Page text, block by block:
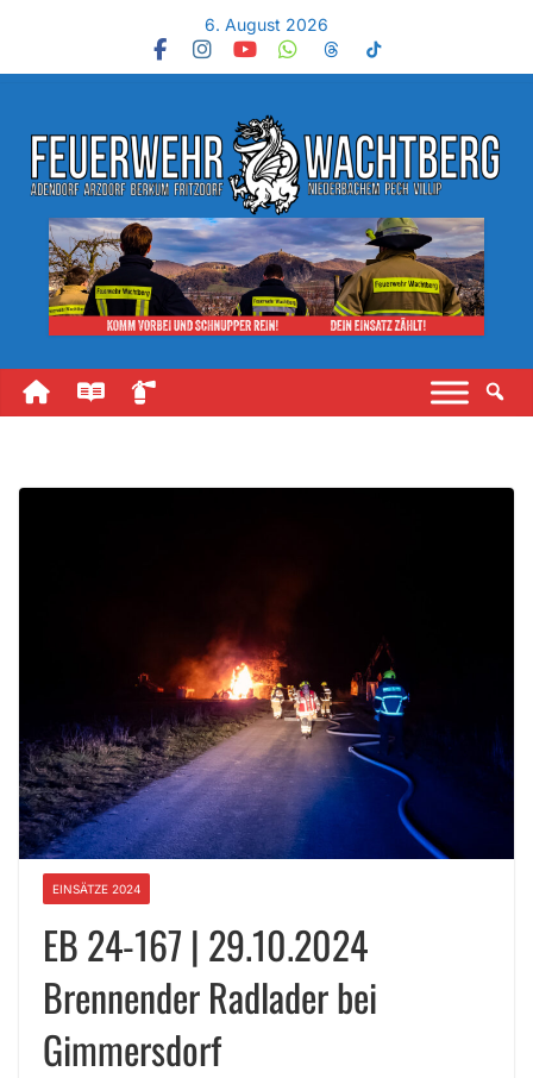
6. August 2026
EINSÄTZE 2024
EB 24-167 | 29.10.2024
Brennender Radlader bei
Gimmersdorf